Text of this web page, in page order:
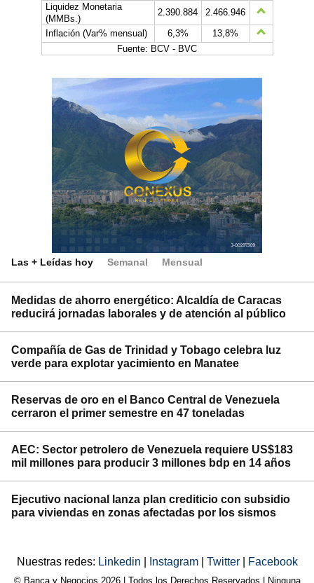
Liquidez Monetaria
(MMBs.)
2.390.884
2.466.946
Inflación (Var% mensual)
6,3%
13,8%
Fuente: BCV - BVC
Las + Leídas hoy Semanal Mensual
Medidas de ahorro energético: Alcaldía de Caracas
reducirá jornadas laborales y de atención al público
Compañía de Gas de Trinidad y Tobago celebra luz
verde para explotar yacimiento en Manatee
Reservas de oro en el Banco Central de Venezuela
cerraron el primer semestre en 47 toneladas
AEC: Sector petrolero de Venezuela requiere US$183
mil millones para producir 3 millones bdp en 14 años
Ejecutivo nacional lanza plan crediticio con subsidio
para viviendas en zonas afectadas por los sismos
Nuestras redes: Linkedin Instagram Twitter Facebook
© Banca y Negocios 2026 | Todos los Derechos Reservados | Ninguna